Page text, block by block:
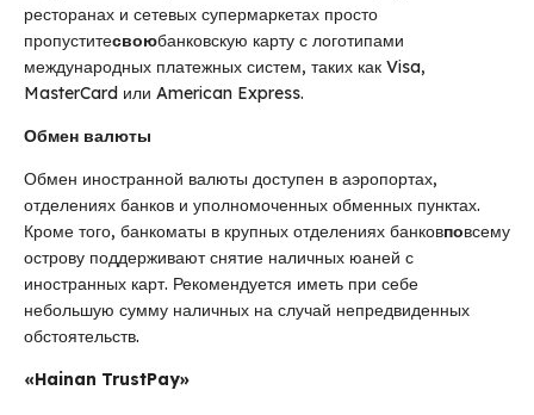
ресторанах и сетевых супермаркетах просто
пропуститесвоюбанковскую карту с логотипами
международных платежных систем, таких как Visa,
MasterCard или American Express.
Обмен валюты
Обмен иностранной валюты доступен в аэропортах,
отделениях банков и уполномоченных обменных пунктах.
Кроме того, банкоматы в крупных отделениях банковповсему
острову поддерживают снятие наличных юаней с
иностранных карт. Рекомендуется иметь при себе
небольшую сумму наличных на случай непредвиденных
обстоятельств.
«Hainan TrustPay»